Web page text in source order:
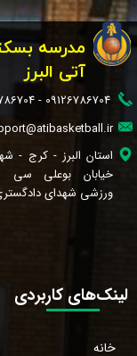
مدرسه
آتی البرز
09126786704 - 09396786704
استان البرز - کرج -
خیابان بوعلی سی
ورزشی شهدای
لینک‌های کاربردی
خانه